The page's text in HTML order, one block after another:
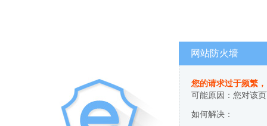
网站防火墙
您的请求过于频繁
可能原因：您对该
如何解决：